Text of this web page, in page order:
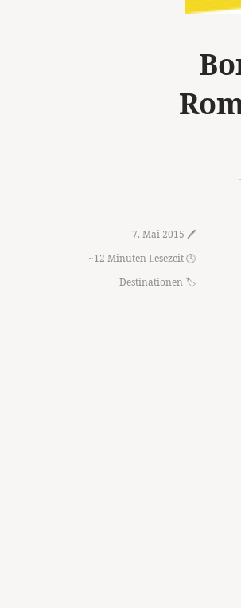
7. Mai 2015 🖊️
~12 Minuten Lesezeit 🕓
Destinationen